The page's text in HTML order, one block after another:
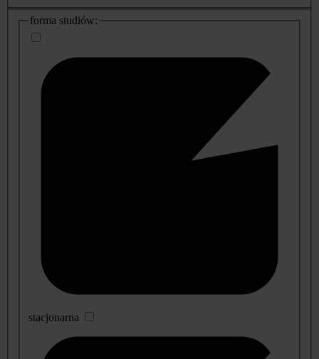
dodatkowe
informacje
forma studiów:
stacjonarna